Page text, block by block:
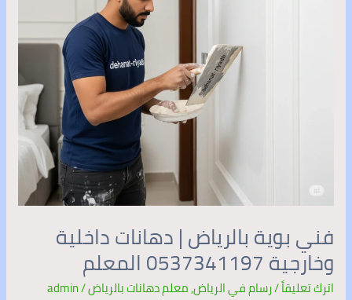
فني بوية بالرياض | دهانات داخلية
وخارجية 0537341197 المعلم
اترك تعليقاً/رسام في الرياض,معلم دهانات بالرياض/
admin